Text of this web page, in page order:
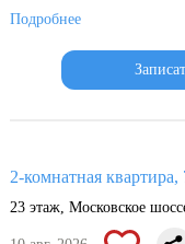
Подробнее
2-комнатная квартира,
23 этаж, Московское